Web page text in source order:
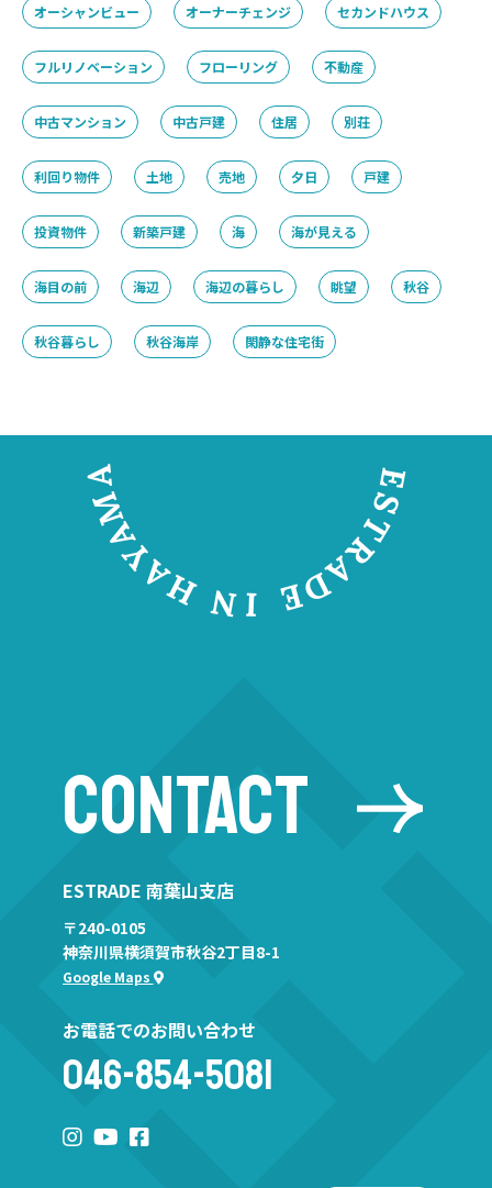
オーシャンビュー オーナーチェンジ セカンドハウス
フルリノベーション フローリング 不動産
中古マンション 中古戸建 住居 別荘
利回り物件 土地 売地 夕日 戸建
投資物件 新築戸建 海 海が見える
海目の前 海辺 海辺の暮らし 眺望 秋谷
秋谷暮らし 秋谷海岸 閑静な住宅街
CONTACT
ESTRADE 南葉山支店
〒240-0105
神奈川県横須賀市秋谷2丁目8-1
Google Maps
お電話でのお問い合わせ
046-854-5081
E
S
T
R
A
D
E
I
N
H
A
Y
A
M
A